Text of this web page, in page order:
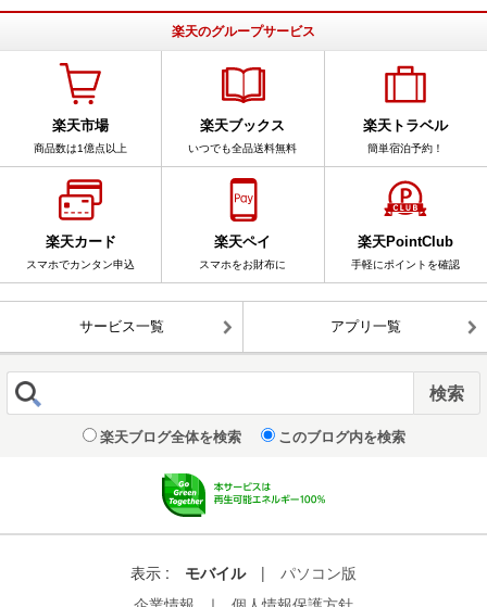
楽天のグループサービス
楽天市場
商品数は1億点以上
楽天ブックス
いつでも全品送料無料
楽天トラベル
簡単宿泊予約！
楽天カード
スマホでカンタン申込
楽天ペイ
スマホをお財布に
楽天PointClub
手軽にポイントを確認
サービス一覧 アプリ一覧
楽天ブログ全体を検索 このブログ内を検索
表示 : モバイル |
パソコン版